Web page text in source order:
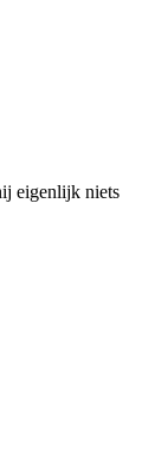
eigenlijk niets